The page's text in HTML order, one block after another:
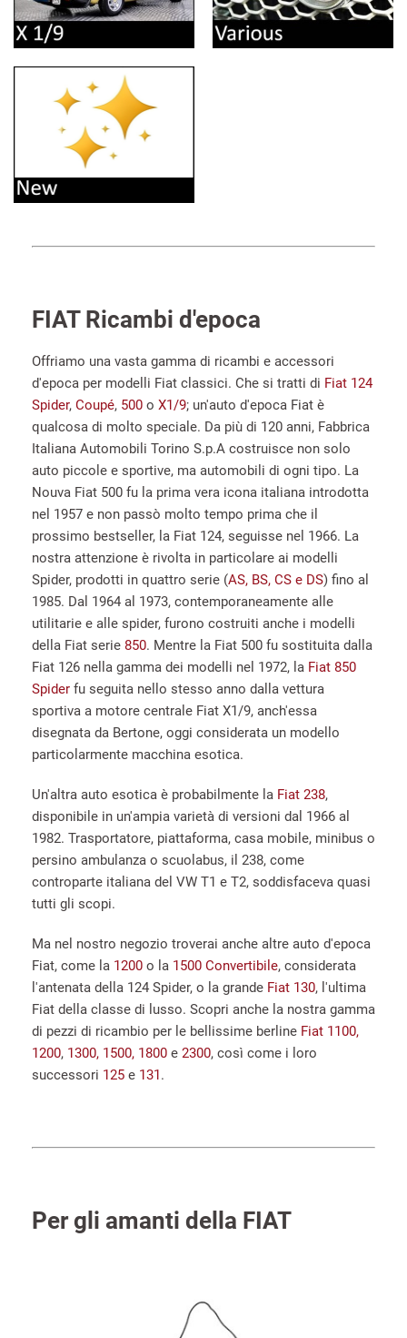
FIAT Ricambi d'epoca
Offriamo una vasta gamma di ricambi e accessori
d'epoca per modelli Fiat classici. Che si tratti di Fiat 124
Spider, Coupé, 500 o X1/9; un'auto d'epoca Fiat è
qualcosa di molto speciale. Da più di 120 anni, Fabbrica
Italiana Automobili Torino S.p.A costruisce non solo
auto piccole e sportive, ma automobili di ogni tipo. La
Nouva Fiat 500 fu la prima vera icona italiana introdotta
nel 1957 e non passò molto tempo prima che il
prossimo bestseller, la Fiat 124, seguisse nel 1966. La
nostra attenzione è rivolta in particolare ai modelli
Spider, prodotti in quattro serie (AS, BS, CS e DS) fino al
1985. Dal 1964 al 1973, contemporaneamente alle
utilitarie e alle spider, furono costruiti anche i modelli
della Fiat serie 850. Mentre la Fiat 500 fu sostituita dalla
Fiat 126 nella gamma dei modelli nel 1972, la Fiat 850
Spider fu seguita nello stesso anno dalla vettura
sportiva a motore centrale Fiat X1/9, anch'essa
disegnata da Bertone, oggi considerata un modello
particolarmente macchina esotica.
Un'altra auto esotica è probabilmente la Fiat 238,
disponibile in un'ampia varietà di versioni dal 1966 al
1982. Trasportatore, piattaforma, casa mobile, minibus o
persino ambulanza o scuolabus, il 238, come
controparte italiana del VW T1 e T2, soddisfaceva quasi
tutti gli scopi.
Ma nel nostro negozio troverai anche altre auto d'epoca
Fiat, come la 1200 o la 1500 Convertibile, considerata
l'antenata della 124 Spider, o la grande Fiat 130, l'ultima
Fiat della classe di lusso. Scopri anche la nostra gamma
di pezzi di ricambio per le bellissime berline Fiat 1100,
1200, 1300, 1500, 1800 e 2300, così come i loro
successori 125 e 131.
Per gli amanti della FIAT